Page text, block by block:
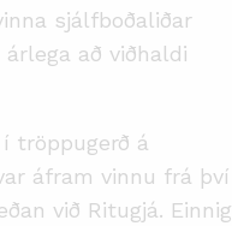
sjálfboðaliðar
að viðhaldi
tröppugerð á
áfram vinnu frá því
við Ritugjá. Einnig